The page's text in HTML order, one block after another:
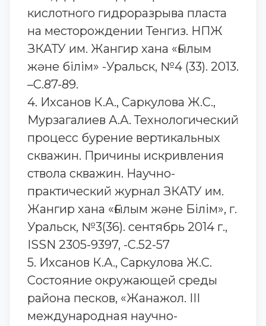
кислотного гидроразрыва пласта
на месторождении Тенгиз. НПЖ
ЗКАТУ им. Жангир хана «Ғылым
және білім» -Уральск, №4 (33). 2013.
–С.87-89.
4. Ихсанов К.А., Саркулова Ж.С.,
Мурзагалиев А.А. Технологический
процесс бурение вертикальных
скважин. Причины искривления
ствола скважин. Научно-
практический журнал ЗКАТУ им.
Жангир хана «Ғылым және Білім», г.
Уральск, №3(36). сентябрь 2014 г.,
ISSN 2305-9397, -С.52-57
5. Ихсанов К.А., Саркулова Ж.С.
Состояние окружающей среды
района песков, «Жанажол. III
международная научно-